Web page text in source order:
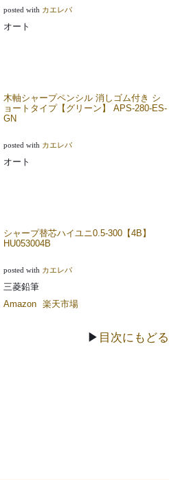
posted with カエレバ
オート
木軸シャープペンシル 消しゴム付き シ
ョートタイプ【グリーン】 APS-280-ES-
GN
posted with カエレバ
オート
シャープ替芯ハイユニ0.5-300【4B】
HU053004B
posted with カエレバ
三菱鉛筆
Amazon 楽天市場
▶ 目次にもどる